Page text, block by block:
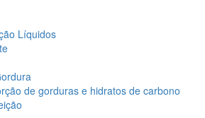
Líquidos
de gorduras e hidratos de carbono